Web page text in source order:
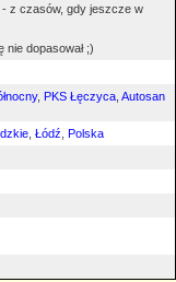
- z czasów, gdy jeszcze w
dopasował ;)
, PKS Łęczyca Autosan
Łódź Polska